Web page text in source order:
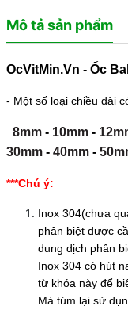
Mô tả sản phẩm
OcVitMin.Vn - Ốc
- Một số loại chiều dài
8mm- 10mm-
30mm- 40mm-
***Chú ý:
Inox 304(chưa
phân biệt được
dung dịch phân
Inox 304 có hút
từ khóa này để
Mà túm lại sử